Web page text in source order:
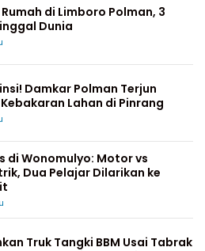
di Limboro Polman, 3
Dunia
Damkar Polman Terjun
Lahan di Pinrang
di Wonomulyo: Motor vs
Dua Pelajar Dilarikan ke
Truk Tangki BBM Usai Tabrak